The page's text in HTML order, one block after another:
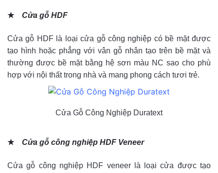
★ Cửa gỗ HDF
Cửa gỗ HDF là loại cửa gỗ công nghiệp có bề mặt được
tạo hình hoặc phẳng với vân gỗ nhân tạo trên bề mặt và
thường được bề mặt bằng hệ sơn màu NC sao cho phù
hợp với nội thất trong nhà và mang phong cách tươi trẻ.
Cửa Gỗ Công Nghiệp Duratext
★ Cửa gỗ công nghiệp HDF Veneer
Cửa gỗ công nghiệp HDF veneer là loại cửa được tạo